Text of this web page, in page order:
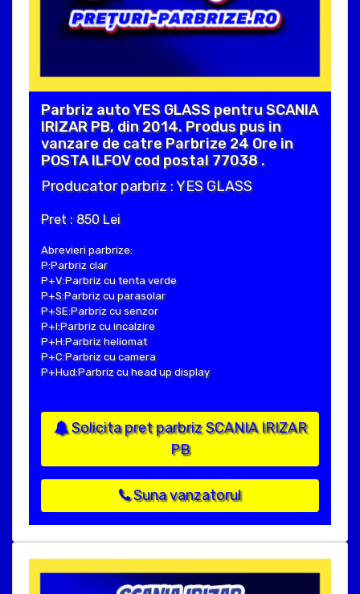
Parbriz auto YES GLASS pentru SCANIA
IRIZAR PB, din 2014. Produs pus in
vanzare de catre Parbrize 24 Ore in
POSTA ILFOV cod postal 77038 .
Producator parbriz : YES GLASS
Pret : 850 Lei
Abrevieri parbrize:
P:Parbriz clar
P+V:Parbriz cu tenta verde
P+S:Parbriz cu parasolar
P+SE:Parbriz cu senzor
P+I:Parbriz cu incalzire
P+H:Parbriz heliomat
P+C:Parbriz cu camera
P+Hud:Parbriz cu head up display
Solicita pret parbriz SCANIA IRIZAR
PB
Suna vanzatorul